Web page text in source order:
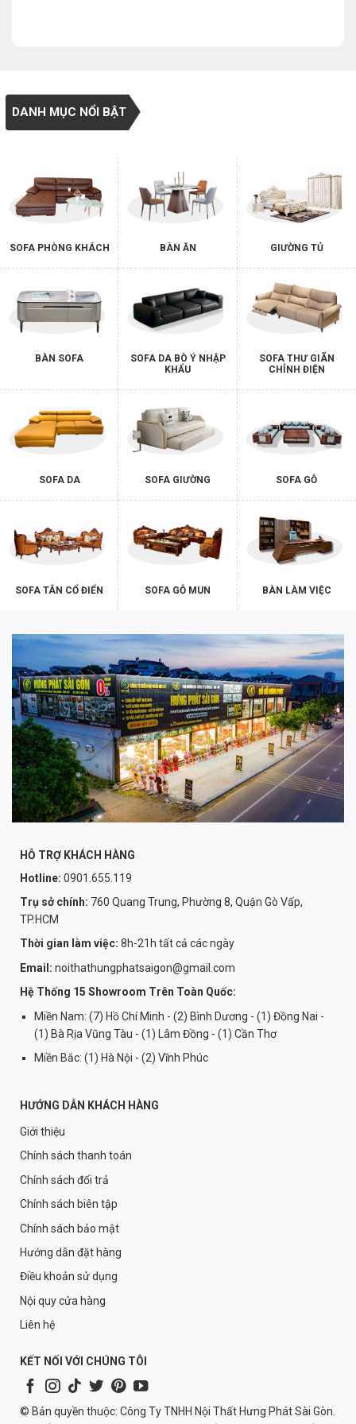
DANH MỤC NỔI BẬT
SOFA PHÒNG KHÁCH BÀN ĂN GIƯỜNG TỦ
BÀN SOFA
SOFA DA BÒ Ý NHẬP
KHẨU
SOFA THƯ GIÃN
CHỈNH ĐIỆN
SOFA DA SOFA GIƯỜNG SOFA GỖ
SOFA TÂN CỔ ĐIỂN SOFA GỖ MUN BÀN LÀM VIỆC
HỖ TRỢ KHÁCH HÀNG
Hotline: 0901.655.119
Trụ sở chính: 760 Quang Trung, Phường 8, Quận Gò Vấp,
TP.HCM
Thời gian làm việc: 8h-21h tất cả các ngày
Email: noithathungphatsaigon@gmail.com
Hệ Thống 15 Showroom Trên Toàn Quốc:
Miền Nam: (7) Hồ Chí Minh - (2) Bình Dương - (1) Đồng Nai -
(1) Bà Rịa Vũng Tàu - (1) Lâm Đồng - (1) Cần Thơ
Miền Bắc: (1) Hà Nội - (2) Vĩnh Phúc
HƯỚNG DẪN KHÁCH HÀNG
Giới thiệu
Chính sách thanh toán
Chính sách đổi trả
Chính sách biên tập
Chính sách bảo mật
Hướng dẫn đặt hàng
Điều khoản sử dụng
Nội quy cửa hàng
Liên hệ
KẾT NỐI VỚI CHÚNG TÔI
© Bản quyền thuộc: Công Ty TNHH Nội Thất Hưng Phát Sài Gòn.